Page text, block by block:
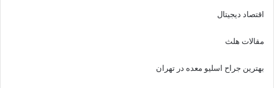
اقتصاد دیجیتال
مقالات هلث
بهترین جراح اسلیو معده در تهران